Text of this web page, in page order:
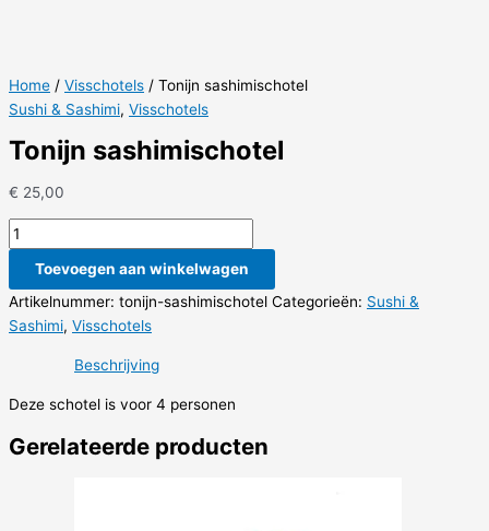
Home / Visschotels / Tonijn sashimischotel
Sushi & Sashimi, Visschotels
Tonijn sashimischotel
€ 25,00
Tonijn
sashimischotel
aantalToevoegen aan winkelwagen
Artikelnummer: tonijn-sashimischotel Categorieën: Sushi &
Sashimi, Visschotels
Beschrijving
Deze schotel is voor 4 personen
Gerelateerde producten